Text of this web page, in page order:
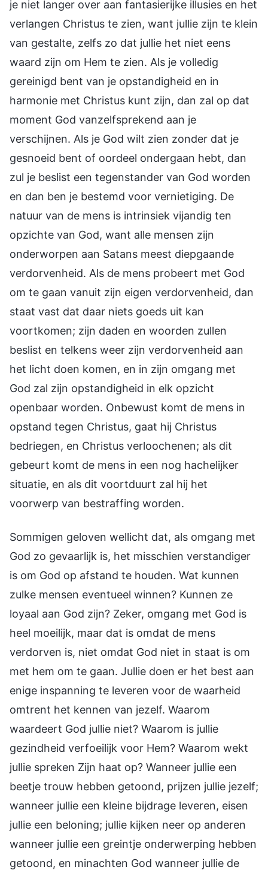
je niet langer over aan fantasierijke illusies en het
verlangen Christus te zien, want jullie zijn te klein
van gestalte, zelfs zo dat jullie het niet eens
waard zijn om Hem te zien. Als je volledig
gereinigd bent van je opstandigheid en in
harmonie met Christus kunt zijn, dan zal op dat
moment God vanzelfsprekend aan je
verschijnen. Als je God wilt zien zonder dat je
gesnoeid bent of oordeel ondergaan hebt, dan
zul je beslist een tegenstander van God worden
en dan ben je bestemd voor vernietiging. De
natuur van de mens is intrinsiek vijandig ten
opzichte van God, want alle mensen zijn
onderworpen aan Satans meest diepgaande
verdorvenheid. Als de mens probeert met God
om te gaan vanuit zijn eigen verdorvenheid, dan
staat vast dat daar niets goeds uit kan
voortkomen; zijn daden en woorden zullen
beslist en telkens weer zijn verdorvenheid aan
het licht doen komen, en in zijn omgang met
God zal zijn opstandigheid in elk opzicht
openbaar worden. Onbewust komt de mens in
opstand tegen Christus, gaat hij Christus
bedriegen, en Christus verloochenen; als dit
gebeurt komt de mens in een nog hachelijker
situatie, en als dit voortduurt zal hij het
voorwerp van bestraffing worden.
Sommigen geloven wellicht dat, als omgang met
God zo gevaarlijk is, het misschien verstandiger
is om God op afstand te houden. Wat kunnen
zulke mensen eventueel winnen? Kunnen ze
loyaal aan God zijn? Zeker, omgang met God is
heel moeilijk, maar dat is omdat de mens
verdorven is, niet omdat God niet in staat is om
met hem om te gaan. Jullie doen er het best aan
enige inspanning te leveren voor de waarheid
omtrent het kennen van jezelf. Waarom
waardeert God jullie niet? Waarom is jullie
gezindheid verfoeilijk voor Hem? Waarom wekt
jullie spreken Zijn haat op? Wanneer jullie een
beetje trouw hebben getoond, prijzen jullie jezelf;
wanneer jullie een kleine bijdrage leveren, eisen
jullie een beloning; jullie kijken neer op anderen
wanneer jullie een greintje onderwerping hebben
getoond, en minachten God wanneer jullie de